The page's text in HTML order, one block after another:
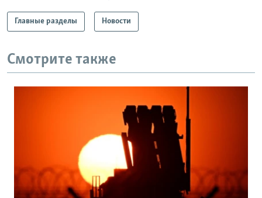
Главные разделы Новости
Смотрите также